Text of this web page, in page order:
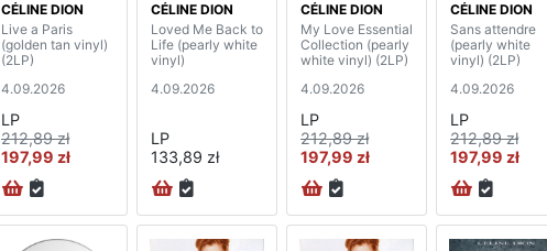
CÉLINE DION
Live a Paris
(golden tan vinyl)
(2LP)
4.09.2026
LP
212,89 zł
197,99 zł
CÉLINE DION
Loved Me Back to
Life (pearly white
vinyl)
4.09.2026
LP
133,89 zł
CÉLINE DION
My Love Essential
Collection (pearly
white vinyl) (2LP)
4.09.2026
LP
212,89 zł
197,99 zł
CÉLINE DION
Sans attendre
(pearly white
vinyl) (2LP)
4.09.2026
LP
212,89 zł
197,99 zł